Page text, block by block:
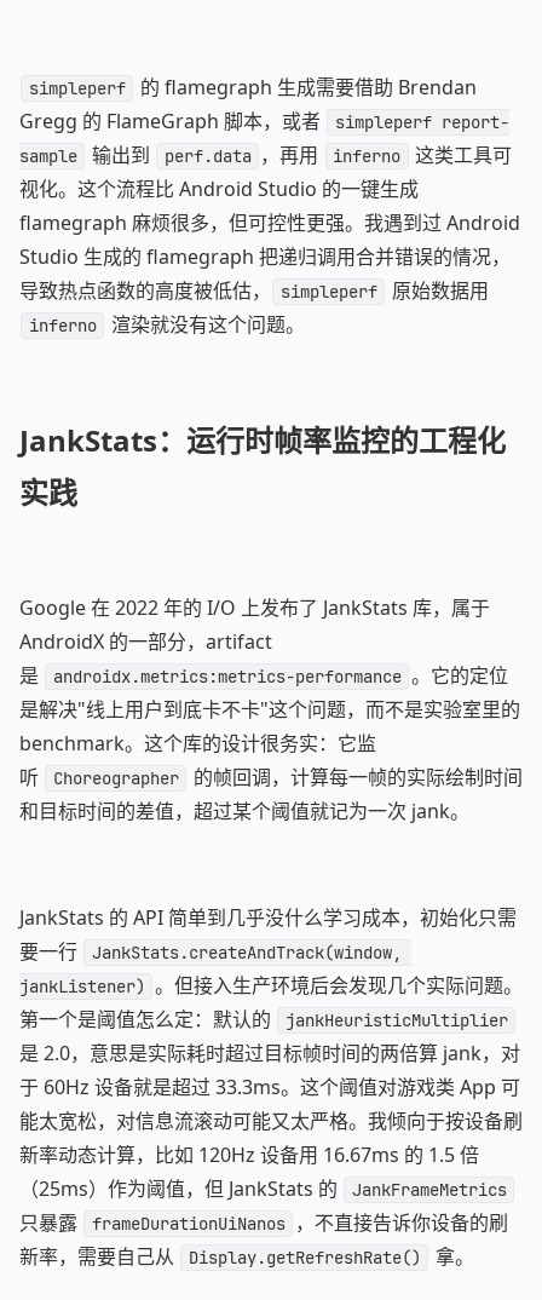
simpleperf
的 flamegraph 生成需要借助 Brendan
Gregg 的 FlameGraph 脚本，或者
simpleperf report-
sample
输出到 perf.data ，再用 inferno
这类工具可
视化。这个流程比 Android Studio 的一键生成
flamegraph 麻烦很多，但可控性更强。我遇到过 Android
Studio 生成的 flamegraph 把递归调用合并错误的情况，
导致热点函数的高度被低估，
simpleperf 原始数据用
inferno 渲染就没有这个问题。
JankStats：运行时帧率监控的工程化
实践
Google 在 2022 年的 I/O 上发布了 JankStats 库，属于
AndroidX 的一部分，artifact
是
androidx.metrics:metrics-performance 。它的定位
是解决"线上用户到底卡不卡"这个问题，而不是实验室里的
benchmark。这个库的设计很务实：它监
听
Choreographer
的帧回调，计算每一帧的实际绘制时间
和目标时间的差值，超过某个阈值就记为一次 jank。
JankStats 的 API 简单到几乎没什么学习成本，初始化只需
要一行
JankStats.createAndTrack(window,
jankListener) 。但接入生产环境后会发现几个实际问题。
第一个是阈值怎么定：默认的
jankHeuristicMultiplier
是 2.0，意思是实际耗时超过目标帧时间的两倍算 jank，对
于 60Hz 设备就是超过 33.3ms。这个阈值对游戏类 App 可
能太宽松，对信息流滚动可能又太严格。我倾向于按设备刷
新率动态计算，比如 120Hz 设备用 16.67ms 的 1.5 倍
（25ms）作为阈值，但 JankStats 的
JankFrameMetrics
只暴露 frameDurationUiNanos ，不直接告诉你设备的刷
新率，需要自己从
Display.getRefreshRate() 拿。